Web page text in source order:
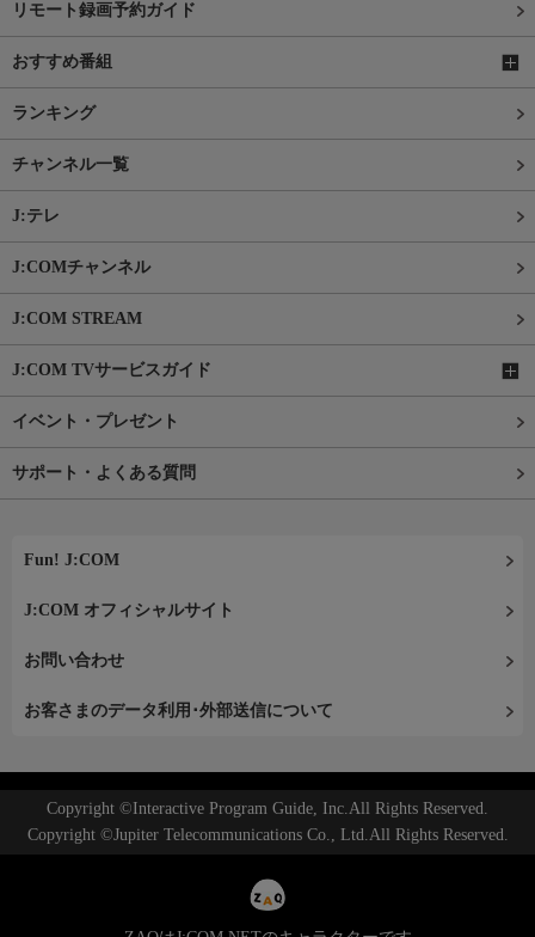
リモート録画予約ガイド
おすすめ番組
ランキング
チャンネル一覧
J:テレ
J:COMチャンネル
J:COM STREAM
J:COM TVサービスガイド
イベント・プレゼント
サポート・よくある質問
Fun! J:COM
J:COM オフィシャルサイト
お問い合わせ
お客さまのデータ利用･外部送信について
Copyright ©Interactive Program Guide, Inc.All Rights Reserved.
Copyright ©Jupiter Telecommunications Co., Ltd.All Rights Reserved.